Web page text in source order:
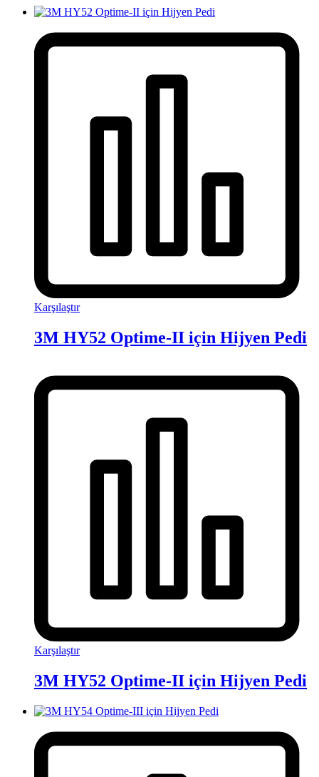
Karşılaştır
3M HY52 Optime-II için Hijyen Pedi
Karşılaştır
3M HY52 Optime-II için Hijyen Pedi